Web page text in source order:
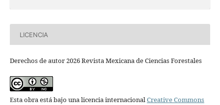
LICENCIA
Derechos de autor 2026 Revista Mexicana de Ciencias Forestales
Esta obra está bajo una licencia internacionalCreative Commons